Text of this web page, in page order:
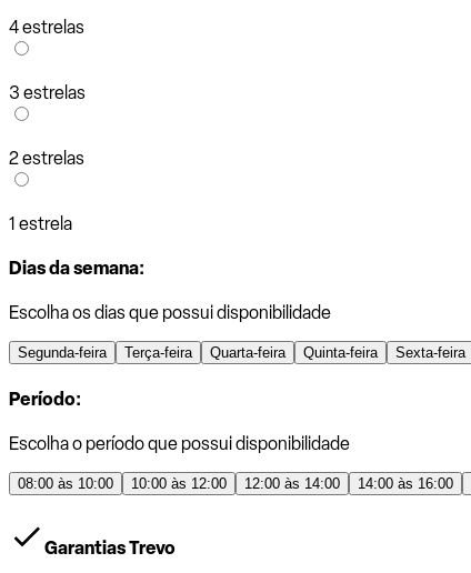
4 estrelas
3 estrelas
2 estrelas
1 estrela
Dias da semana:
Escolha os dias que possui disponibilidade
Segunda-feira Terça-feira Quarta-feira Quinta-feira Sexta-feira
Período:
Escolha o período que possui disponibilidade
08:00 às 10:00 10:00 às 12:00 12:00 às 14:00 14:00 às 16:00
Garantias Trevo